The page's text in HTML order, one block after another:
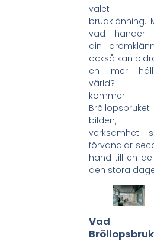
valet
brudklänning.
vad händer
din
också kan
en mer
värld?
kommer
bilden,
verksamhet
förvandlar
hand till en
den stora
Vad